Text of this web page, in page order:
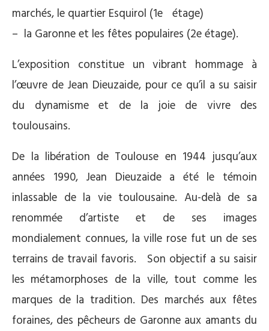
marchés, le quartier Esquirol (1e étage)
– la Garonne et les fêtes populaires (2e étage).
L’exposition constitue un vibrant hommage à
l’œuvre de Jean Dieuzaide, pour ce qu’il a su saisir
du dynamisme et de la joie de vivre des
toulousains.
De la libération de Toulouse en 1944 jusqu’aux
années 1990, Jean Dieuzaide a été le témoin
inlassable de la vie toulousaine. Au-delà de sa
renommée d’artiste et de ses images
mondialement connues, la ville rose fut un de ses
terrains de travail favoris. Son objectif a su saisir
les métamorphoses de la ville, tout comme les
marques de la tradition. Des marchés aux fêtes
foraines, des pêcheurs de Garonne aux amants du